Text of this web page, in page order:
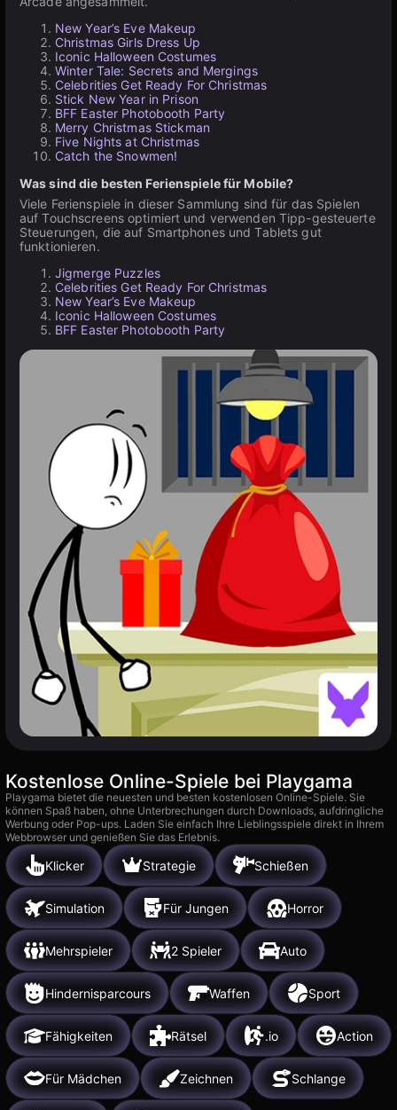
New Year’s Eve Makeup
Christmas Girls Dress Up
Iconic Halloween Costumes
Winter Tale: Secrets and Mergings
Celebrities Get Ready For Christmas
Stick New Year in Prison
BFF Easter Photobooth Party
Merry Christmas Stickman
Five Nights at Christmas
Catch the Snowmen!
Was sind die besten Ferienspiele für Mobile?
Viele Ferienspiele in dieser Sammlung sind für das Spielen
auf Touchscreens optimiert und verwenden Tipp-gesteuerte
Steuerungen, die auf Smartphones und Tablets gut
funktionieren.
Jigmerge Puzzles
Celebrities Get Ready For Christmas
New Year’s Eve Makeup
Iconic Halloween Costumes
BFF Easter Photobooth Party
Kostenlose Online-Spiele bei Playgama
Playgama bietet die neuesten und besten kostenlosen Online-Spiele. Sie
können Spaß haben, ohne Unterbrechungen durch Downloads, aufdringliche
Werbung oder Pop-ups. Laden Sie einfach Ihre Lieblingsspiele direkt in Ihrem
Webbrowser und genießen Sie das Erlebnis.
Klicker Strategie Schießen
Simulation Für Jungen Horror
Mehrspieler 2 Spieler Auto
Hindernisparcours Waffen Sport
Fähigkeiten Rätsel .io Action
Für Mädchen Zeichnen Schlange